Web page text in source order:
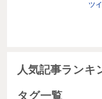
ツ
人気記事ランキ
タグ一覧